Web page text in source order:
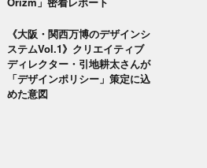
《大阪・関西万博のデザインシ
ステムVol.1》クリエイティブ
ディレクター・引地耕太さんが
「デザインポリシー」策定に込
めた意図